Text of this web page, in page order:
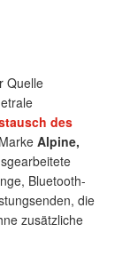
Quelle
des
Alpine,
Bluetooth-
die
zusätzliche